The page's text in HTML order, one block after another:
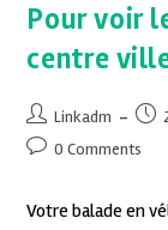
Pour voir
centre
Linkadm
0 Comments
Votre balade en